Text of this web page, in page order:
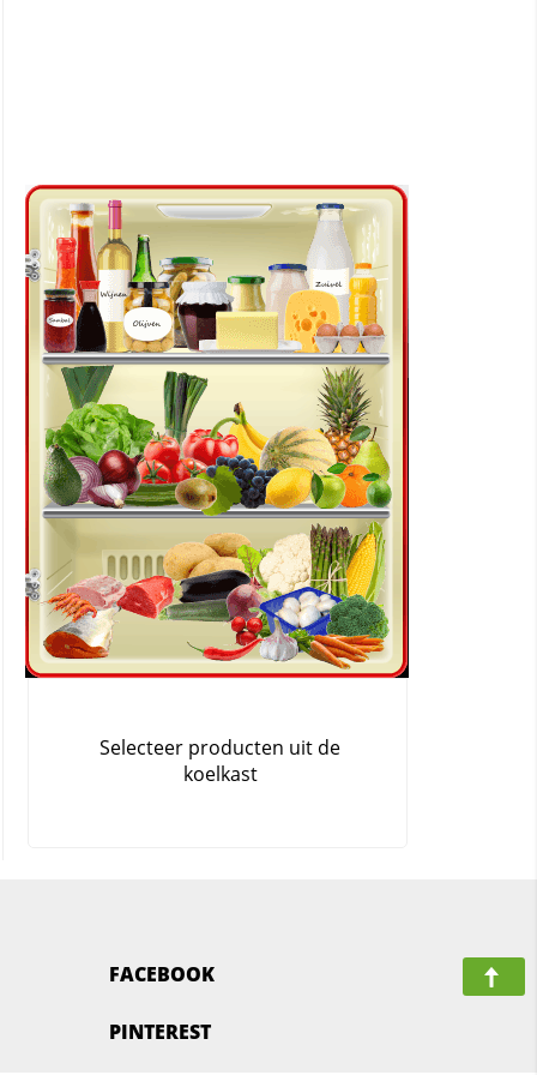
FACEBOOK
PINTEREST